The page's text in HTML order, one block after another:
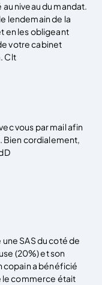
niveau du mandat.
lendemain de la
en les obligeant
votre cabinet
Clt
vous par mail afin
Bien cordialement,
SAS du coté de
(20%) et son
copain a bénéficié
le commerce était